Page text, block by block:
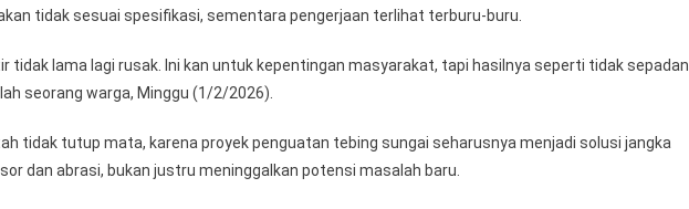
tidak sesuai spesifikasi, sementara pengerjaan terlihat terburu-buru.
tidak lama lagi rusak. Ini kan untuk kepentingan masyarakat, tapi hasilnya seperti tidak sepadan
seorang warga, Minggu (1/2/2026).
tidak tutup mata, karena proyek penguatan tebing sungai seharusnya menjadi solusi jangka
dan abrasi, bukan justru meninggalkan potensi masalah baru.